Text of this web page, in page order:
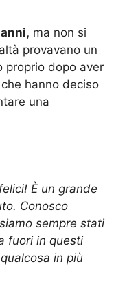
ma non si
provavano un
proprio dopo aver
hanno deciso
una
È un grande
Conosco
sempre stati
fuori in questi
in più